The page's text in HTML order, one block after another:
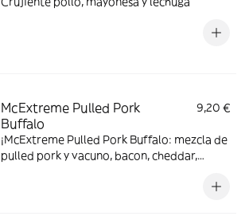
McExtreme Pulled Pork
Buffalo
9,20 €
¡McExtreme Pulled Pork Buffalo: mezcla de
pulled pork y vacuno, bacon, cheddar,